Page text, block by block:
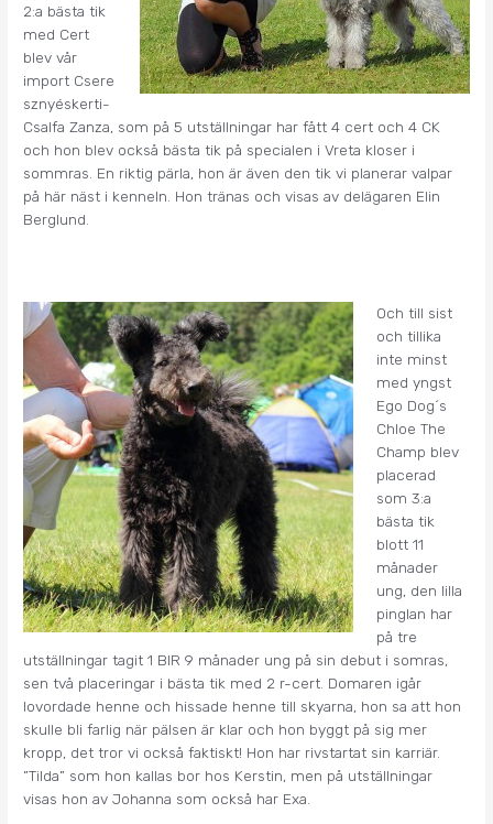
2:a bästa tik
med Cert
blev vår
import Csere
sznyéskerti-
Csalfa Zanza, som på 5 utställningar har fått 4 cert och 4 CK
och hon blev också bästa tik på specialen i Vreta kloser i
sommras. En riktig pärla, hon är även den tik vi planerar valpar
på här näst i kenneln. Hon tränas och visas av delägaren Elin
Berglund.
Och till sist
och tillika
inte minst
med yngst
Ego Dog´s
Chloe The
Champ blev
placerad
som 3:a
bästa tik
blott 11
månader
ung, den lilla
pinglan har
på tre
utställningar tagit 1 BIR 9 månader ung på sin debut i somras,
sen två placeringar i bästa tik med 2 r-cert. Domaren igår
lovordade henne och hissade henne till skyarna, hon sa att hon
skulle bli farlig när pälsen är klar och hon byggt på sig mer
kropp, det tror vi också faktiskt! Hon har rivstartat sin karriär.
”Tilda” som hon kallas bor hos Kerstin, men på utställningar
visas hon av Johanna som också har Exa.